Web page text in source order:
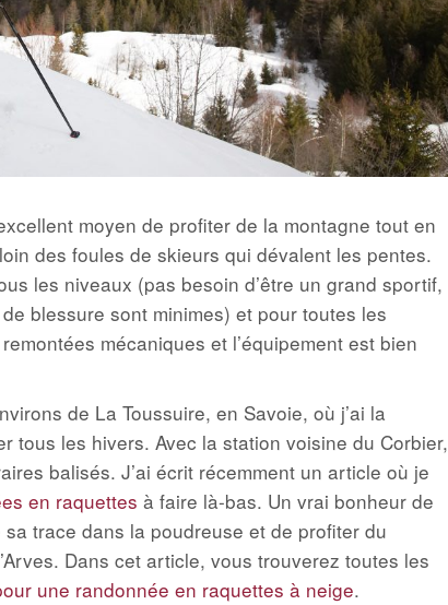
moyen de profiter de la montagne tout en
des foules de skieurs qui dévalent les pentes.
les niveaux (pas besoin d’être un grand sportif,
blessure sont minimes) et pour toutes les
mécaniques et l’équipement est bien
de La Toussuire, en Savoie, où j’ai la
tous les hivers. Avec la station voisine du Corbier,
balisés. J’ai écrit récemment un article où je
en raquettes à faire là-bas. Un vrai bonheur de
trace dans la poudreuse et de profiter du
Dans cet article, vous trouverez toutes les
une randonnée en raquettes à neige.